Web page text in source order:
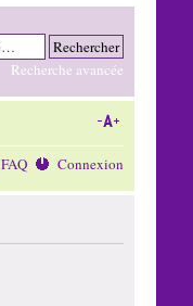
Recherche avancée
FAQ Connexion